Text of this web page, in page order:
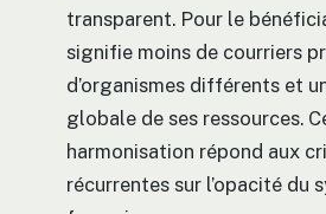
transparent. Pour le
signifie moins de courriers
d’organismes différents et
globale de ses ressources.
harmonisation répond aux
récurrentes sur l’opacité du